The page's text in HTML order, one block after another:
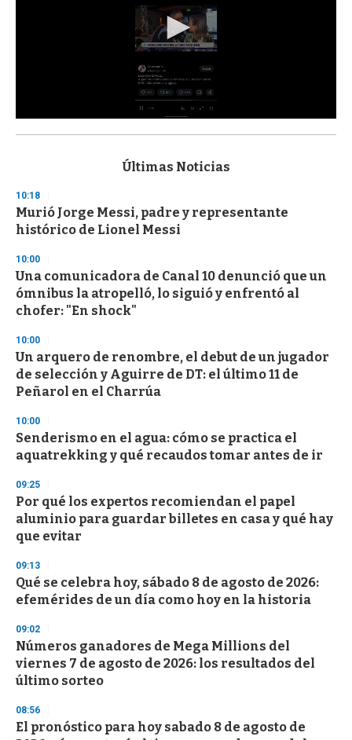
s
d
s
o
f
3
s
e
c
o
d
s
Últimas Noticias
10:18
Murió Jorge Messi, padre y representante
histórico de Lionel Messi
10:00
Una comunicadora de Canal 10 denunció que un
ómnibus la atropelló, lo siguió y enfrentó al
chofer: "En shock"
10:00
Un arquero de renombre, el debut de un jugador
de selección y Aguirre de DT: el último 11 de
Peñarol en el Charrúa
10:00
Senderismo en el agua: cómo se practica el
aquatrekking y qué recaudos tomar antes de ir
09:25
Por qué los expertos recomiendan el papel
aluminio para guardar billetes en casa y qué hay
que evitar
09:13
Qué se celebra hoy, sábado 8 de agosto de 2026:
efemérides de un día como hoy en la historia
09:02
Números ganadores de Mega Millions del
viernes 7 de agosto de 2026: los resultados del
último sorteo
08:56
El pronóstico para hoy sabado 8 de agosto de